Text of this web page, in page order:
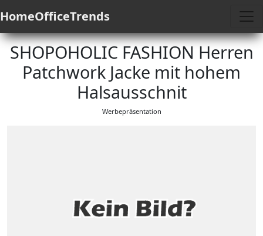
HomeOfficeTrends
SHOPOHOLIC FASHION Herren
Patchwork Jacke mit hohem
Halsausschnit
Werbepräsentation